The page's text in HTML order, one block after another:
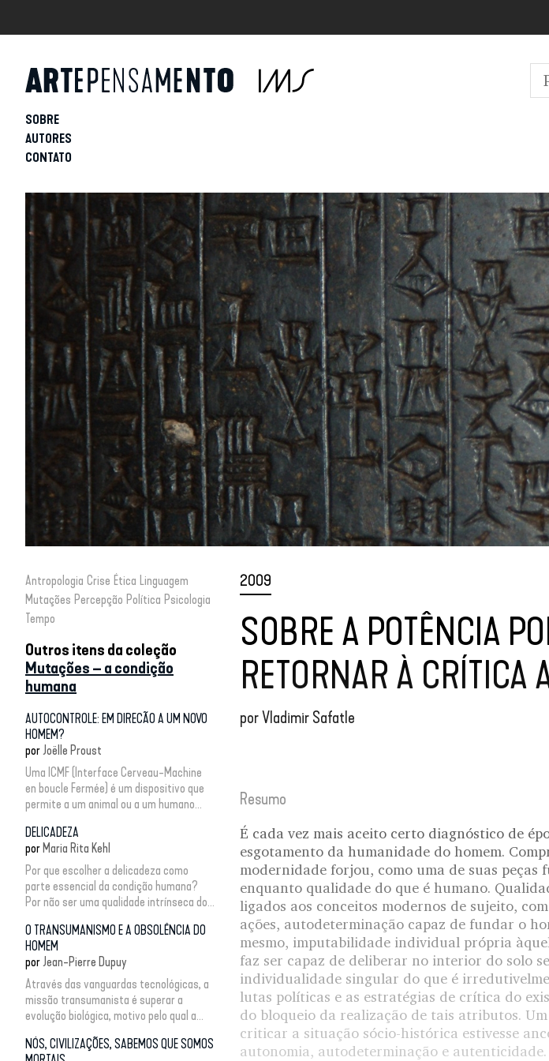
SOBRE
AUTORES
CONTATO
Antropologia Crise Ética Linguagem
Mutações Percepção Política Psicologia
Tempo
Outros itens da coleção
Mutações – a condição
humana
AUTOCONTROLE: EM DIRECÃO A UM NOVO
HOMEM?
por Joëlle Proust
Uma ICMF (Interface Cerveau-Machine
en boucle Fermée) é um dispositivo que
permite a um animal ou a um humano...
DELICADEZA
por Maria Rita Kehl
Por que escolher a delicadeza como
parte essencial da condição humana?
Por não ser uma qualidade intrínseca do...
O TRANSUMANISMO E A OBSOLÊNCIA DO
HOMEM
por Jean-Pierre Dupuy
Através das vanguardas tecnológicas, a
missão transumanista é superar a
evolução biológica, motivo pelo qual a...
NÓS, CIVILIZAÇÕES, SABEMOS QUE SOMOS
2009
SOBRE A POTÊNCIA
RETORNAR À CRÍTICA
porVladimir Safatle
Resumo
É cada vez mais aceito certo diagnóstico de
esgotamento da humanidade do homem.
modernidade forjou, como uma de suas
enquanto qualidade do que é humano.
ligados aos conceitos modernos de sujeito,
ações, autodeterminação capaz de fundar o
mesmo, imputabilidade individual própria
faz ser capaz de deliberar no interior do solo
individualidade singular do que é
lutas políticas e as estratégias de crítica do
do bloqueio da realização de tais atributos.
criticar a situação sócio-histórica estivesse
autonomia, autodeterminação e autenticidade.